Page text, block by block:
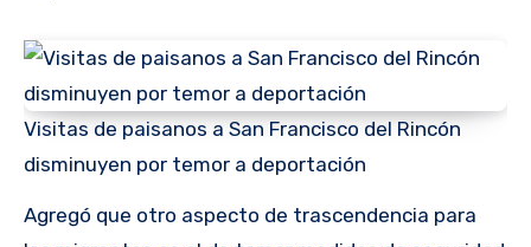
Visitas de paisanos a San Francisco del Rincón
disminuyen por temor a deportación
Agregó que otro aspecto de trascendencia para